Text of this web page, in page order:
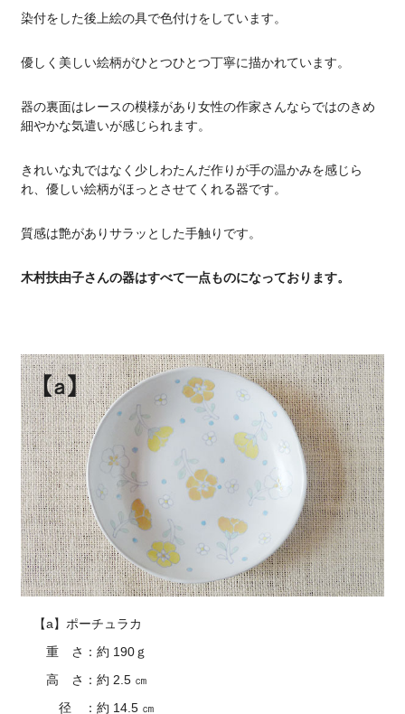
染付をした後上絵の具で色付けをしています。
優しく美しい絵柄がひとつひとつ丁寧に描かれています。
器の裏面はレースの模様があり女性の作家さんならではのきめ
細やかな気遣いが感じられます。
きれいな丸ではなく少しわたんだ作りが手の温かみを感じら
れ、優しい絵柄がほっとさせてくれる器です。
質感は艶がありサラッとした手触りです。
木村扶由子さんの器はすべて一点ものになっております。
【a】ポーチュラカ
重 さ：約 190ｇ
高 さ：約 2.5 ㎝
径 ：約 14.5 ㎝